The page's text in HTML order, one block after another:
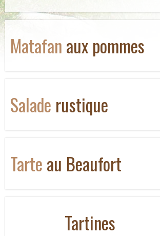
Matafanaux pommes
Salade rustique
Tarteau Beaufort
Tartines